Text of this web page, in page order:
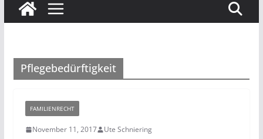
Pflegebedürftigkeit
FAMILIENRECHT
November 11, 2017 Ute Schniering